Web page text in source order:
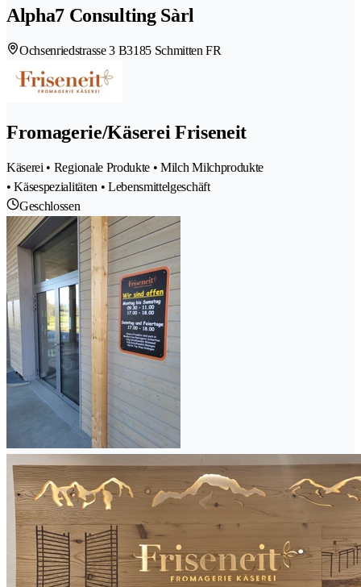
Alpha7 Consulting Sàrl
Ochsenriedstrasse 3 B3185 Schmitten FR
Fromagerie/Käserei Friseneit
Käserei • Regionale Produkte • Milch Milchprodukte
• Käsespezialitäten • Lebensmittelgeschäft
Geschlossen